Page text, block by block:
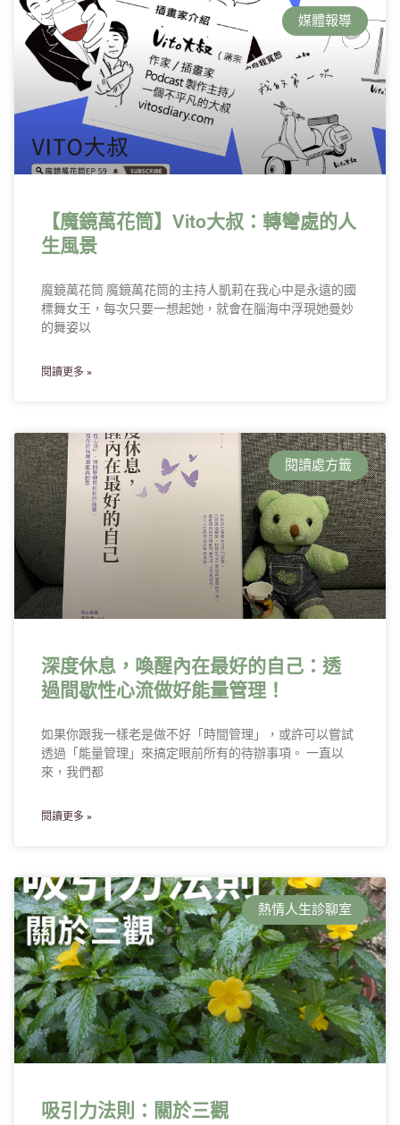
媒體報導
【魔鏡萬花筒】Vito大叔：轉彎處的人
生風景
魔鏡萬花筒 魔鏡萬花筒的主持人凱莉在我心中是永遠的國
標舞女王，每次只要一想起她，就會在腦海中浮現她曼妙
的舞姿以
閱讀更多 »
閱讀處方籤
深度休息，喚醒內在最好的自己：透
過間歇性心流做好能量管理！
如果你跟我一樣老是做不好「時間管理」，或許可以嘗試
透過「能量管理」來搞定眼前所有的待辦事項。 一直以
來，我們都
閱讀更多 »
熱情人生診聊室
吸引力法則：關於三觀